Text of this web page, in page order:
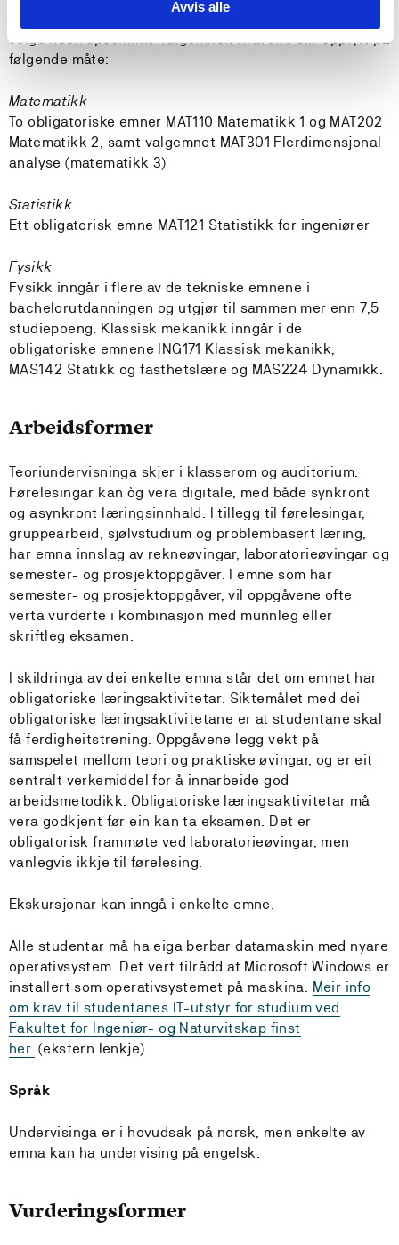
Avvis alle
velge noen spesifikke valgemner. Kravene blir oppfylt på
følgende måte:
Matematikk
To obligatoriske emner MAT110 Matematikk 1 og MAT202
Matematikk 2, samt valgemnet MAT301 Flerdimensjonal
analyse (matematikk 3)
Statistikk
Ett obligatorisk emne MAT121 Statistikk for ingeniører
Fysikk
Fysikk inngår i flere av de tekniske emnene i
bachelorutdanningen og utgjør til sammen mer enn 7,5
studiepoeng. Klassisk mekanikk inngår i de
obligatoriske emnene ING171 Klassisk mekanikk,
MAS142 Statikk og fasthetslære og MAS224 Dynamikk.
Arbeidsformer
Teoriundervisninga skjer i klasserom og auditorium.
Førelesingar kan òg vera digitale, med både synkront
og asynkront læringsinnhald. I tillegg til førelesingar,
gruppearbeid, sjølvstudium og problembasert læring,
har emna innslag av rekneøvingar, laboratorieøvingar og
semester- og prosjektoppgåver. I emne som har
semester- og prosjektoppgåver, vil oppgåvene ofte
verta vurderte i kombinasjon med munnleg eller
skriftleg eksamen.
I skildringa av dei enkelte emna står det om emnet har
obligatoriske læringsaktivitetar. Siktemålet med dei
obligatoriske læringsaktivitetane er at studentane skal
få ferdigheitstrening. Oppgåvene legg vekt på
samspelet mellom teori og praktiske øvingar, og er eit
sentralt verkemiddel for å innarbeide god
arbeidsmetodikk. Obligatoriske læringsaktivitetar må
vera godkjent før ein kan ta eksamen. Det er
obligatorisk frammøte ved laboratorieøvingar, men
vanlegvis ikkje til førelesing.
Ekskursjonar kan inngå i enkelte emne.
Alle studentar må ha eiga berbar datamaskin med nyare
operativsystem. Det vert tilrådd at Microsoft Windows er
installert som operativsystemet på maskina. Meir info
om krav til studentanes IT-utstyr for studium ved
Fakultet for Ingeniør- og Naturvitskap finst
her. (ekstern lenkje).
Språk
Undervisinga er i hovudsak på norsk, men enkelte av
emna kan ha undervising på engelsk.
Vurderingsformer